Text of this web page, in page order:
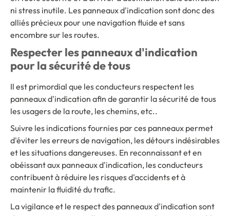
ni stress inutile. Les panneaux d'indication sont donc des
alliés précieux pour une navigation fluide et sans
encombre sur les routes.
Respecter les panneaux d'indication
pour la sécurité de tous
Il est primordial que les conducteurs respectent les
panneaux d'indication afin de garantir la sécurité de tous
les usagers de la route, les chemins, etc..
Suivre les indications fournies par ces panneaux permet
d'éviter les erreurs de navigation, les détours indésirables
et les situations dangereuses. En reconnaissant et en
obéissant aux panneaux d'indication, les conducteurs
contribuent à réduire les risques d'accidents et à
maintenir la fluidité du trafic.
La vigilance et le respect des panneaux d'indication sont